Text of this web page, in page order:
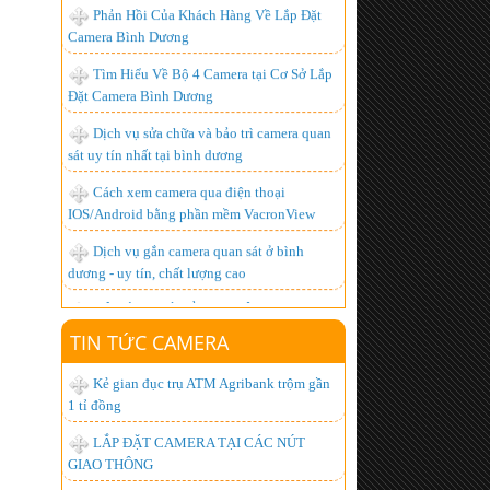
Đặt Camera Bình Dương
sát uy tín nhất tại bình dương
IOS/Android bằng phần mềm VacronView
dương - uy tín, chất lượng cao
CHẤT LƯỢNG NHẤT HIỆN NAY
Lắp đặt camera giá bao nhiêu là hợp lý
nhất ?
người tiêu dùng thông minh, còn bạn thì sao?
Lắp đặt camera quan sát góc rộng xem
được qua mạng từ xa
Chuyên Lắp đặt camera tại kcn đồng nai
TIN TỨC CAMERA
Kẻ gian đục trụ ATM Agribank trộm gần
1 tỉ đồng
LẮP ĐẶT CAMERA TẠI CÁC NÚT
GIAO THÔNG